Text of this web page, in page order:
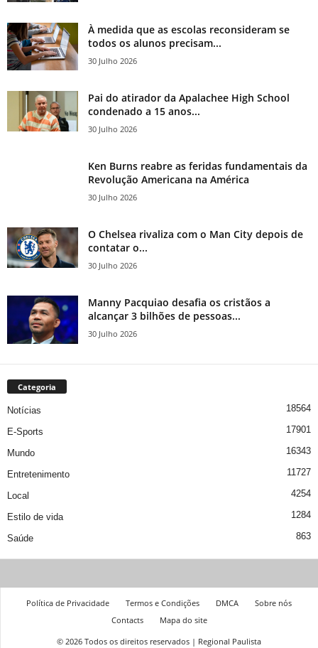
À medida que as escolas reconsideram se
todos os alunos precisam...
30 Julho 2026
Pai do atirador da Apalachee High School
condenado a 15 anos...
30 Julho 2026
Ken Burns reabre as feridas fundamentais da
Revolução Americana na América
30 Julho 2026
O Chelsea rivaliza com o Man City depois de
contatar o...
30 Julho 2026
Manny Pacquiao desafia os cristãos a
alcançar 3 bilhões de pessoas...
30 Julho 2026
Categoria
Notícias 18564
E-Sports 17901
Mundo 16343
Entretenimento 11727
Local 4254
Estilo de vida 1284
Saúde 863
Política de Privacidade Termos e Condições DMCA
Sobre nós
Contacts
Mapa do site
© 2026 Todos os direitos reservados | Regional Paulista